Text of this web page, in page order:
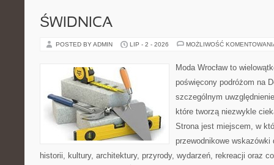
ŚWIDNICA
POSTED BY ADMIN LIP - 2 - 2026 MOŻLIWOŚĆ
Moda Wrocław to
poświęcony podróżom na
szczególnym
które tworzą niezwykle
Strona jest miejscem, w
przewodnikowe
historii, kultury, architektury, przyrody, wydarzeń, rekreacji oraz